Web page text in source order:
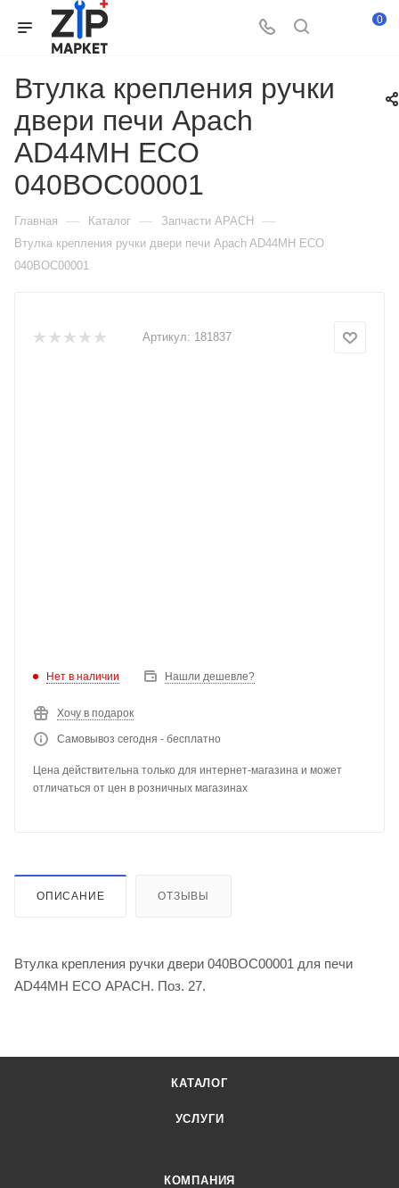
0
Втулка крепления ручки
двери печи Apach
AD44MH ECO
040BOC00001
Главная — Каталог — Запчасти APACH —
Втулка крепления ручки двери печи Apach AD44MH ECO
040BOC00001
Артикул: 181837
Нет в наличии Нашли дешевле?
Хочу в подарок
Самовывоз сегодня - бесплатно
Цена действительна только для интернет-магазина и может
отличаться от цен в розничных магазинах
ОПИСАНИЕ ОТЗЫВЫ
Втулка крепления ручки двери 040BOC00001 для печи
AD44MH ECO APACH. Поз. 27.
КАТАЛОГ
УСЛУГИ
КОМПАНИЯ